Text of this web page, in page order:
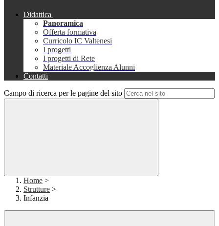
Didattica
Panoramica
Offerta formativa
Curricolo IC Valtenesi
I progetti
I progetti di Rete
Materiale Accoglienza Alunni
Contatti
Campo di ricerca per le pagine del sito
Home >
Strutture >
Infanzia